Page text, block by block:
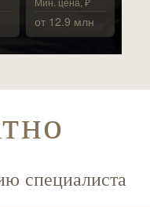
от 12.9 млн
специалиста